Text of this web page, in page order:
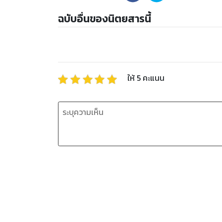
ฉบับอื่นของนิตยสารนี้
ให้ 5 คะแนน